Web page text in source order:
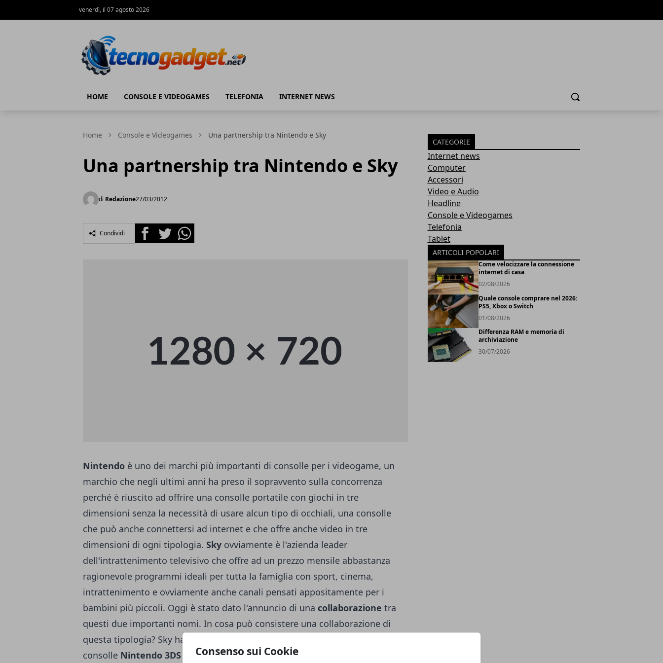
Consenso sui Cookie
venerdì, il 07 agosto 2026
HOME CONSOLE E VIDEOGAMES TELEFONIA INTERNET NEWS Cerca
Home Console e Videogames Una partnership tra Nintendo e Sky
Una partnership tra Nintendo e Sky
di Redazione27/03/2012
Condividi FacebookTwitterWhatsapp
Nintendo è uno dei marchi più importanti di consolle per i videogame, un
marchio che negli ultimi anni ha preso il sopravvento sulla concorrenza
perché è riuscito ad offrire una consolle portatile con giochi in tre
dimensioni senza la necessità di usare alcun tipo di occhiali, una consolle
che può anche connettersi ad internet e che offre anche video in tre
dimensioni di ogni tipologia. Sky ovviamente è l'azienda leader
dell'intrattenimento televisivo che offre ad un prezzo mensile abbastanza
ragionevole programmi ideali per tutta la famiglia con sport, cinema,
intrattenimento e ovviamente anche canali pensati appositamente per i
bambini più piccoli. Oggi è stato dato l'annuncio di una collaborazione tra
questi due importanti nomi. In cosa può consistere una collaborazione di
questa tipologia? Sky ha deciso di fornire a tutti coloro che possiedono una
consolle Nintendo 3DS alcuni video sportivi intre dimensioni
CATEGORIE
Internet news
Computer
Accessori
Video e Audio
Headline
Console e Videogames
Telefonia
Tablet
ARTICOLI POPOLARI
Come velocizzare la connessione
internet di casa
02/08/2026
Quale console comprare nel 2026:
PS5, Xbox o Switch
01/08/2026
Differenza RAM e memoria di
archiviazione
30/07/2026